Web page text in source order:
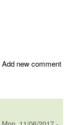
Add new comment